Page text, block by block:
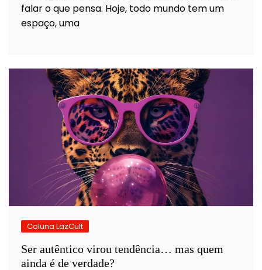
falar o que pensa. Hoje, todo mundo tem um
espaço, uma
Coluna LazCult
Ser autêntico virou tendência… mas quem
ainda é de verdade?